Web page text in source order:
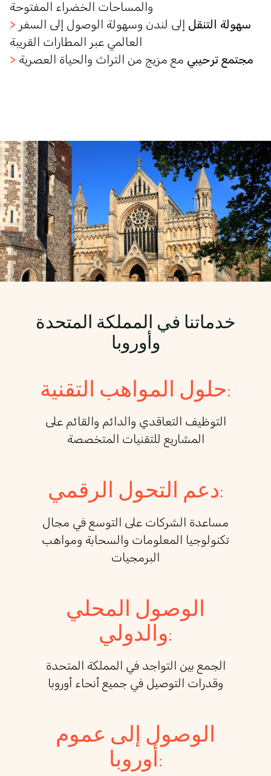
والمساحات الخضراء المفتوحة
>
سهولة التنقل إلى لندن وسهولة الوصول إلى السفر
العالمي عبر المطارات القريبة
>
مجتمع ترحيبي مع مزيج من التراث والحياة العصرية
خدماتنا في المملكة المتحدة
وأوروبا
حلول المواهب التقنية:
التوظيف التعاقدي والدائم والقائم على
المشاريع للتقنيات المتخصصة
دعم التحول الرقمي:
مساعدة الشركات على التوسع في مجال
تكنولوجيا المعلومات والسحابة ومواهب
البرمجيات
الوصول المحلي
والدولي:
الجمع بين التواجد في المملكة المتحدة
وقدرات التوصيل في جميع أنحاء أوروبا
الوصول إلى عموم
أوروبا: